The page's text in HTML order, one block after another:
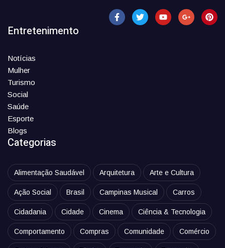
Entretenimento
Notícias
Mulher
Turismo
Social
Saúde
Esporte
Blogs
Categorias
Alimentação Saudável Arquitetura Arte e Cultura
Ação Social Brasil Campinas Musical Carros
Cidadania Cidade Cinema Ciência & Tecnologia
Comportamento Compras Comunidade Comércio